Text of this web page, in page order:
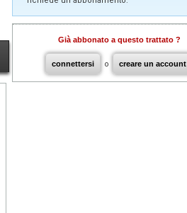
Già abbonato a questo trattato ?
connettersi o creare un account